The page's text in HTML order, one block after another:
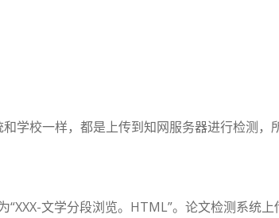
学校一样，都是上传到知网服务器进行检测，
文学分段浏览。HTML”。论文检测系统上